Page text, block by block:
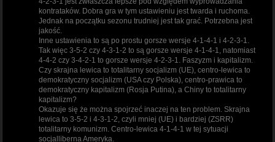
kontrataków. Dobra gra w tym ustawieniu jest twarda i ruchoma.
Jednak na początku sezonu trudniej jest tak grać. Potrzebna jest
jakość.
Inne ustawienia to są po prostu gorsze wersje 4-1-4-1 i 4-2-3-1.
Tak więc 3-5-2 czy 4-3-1-2 to są gorsze wersje 4-1-4-1, natomiast
4-4-2 czy 3-4-2-1 to gorsze wersje 4-2-3-1. Faszyzm i kapitalizm.
Czy skrajna lewica to totalitarny socjalizm (UE), centro-lewica to
demokratyczny socjalizm (USA czy Polska), centro-prawica to
demokratyczny kapitalizm (Rosja Putina), a Chiny to totalitarny
kapitalizm?
Okazuje się że można spojrzeć inaczej na ten problem. Skrajna
lewica to 3-5-2 i 4-3-1-2, czyli mniej (UE) i bardziej (ZSRR)
totalitarny komunizm. Centro-lewica 4-1-4-1 w tej sytuacji
socjalliberna Ameryka.